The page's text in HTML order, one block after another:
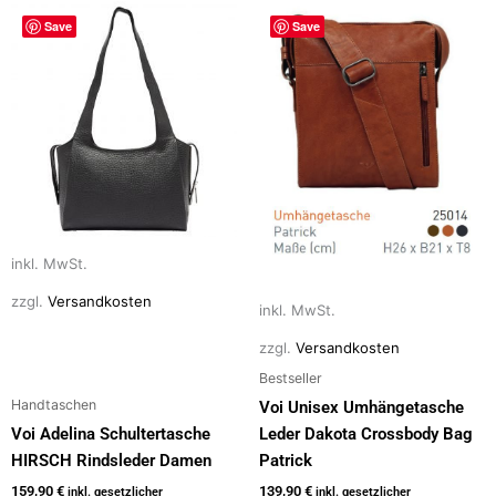
Save
inkl. MwSt.
zzgl. Versandkosten
Handtaschen
Voi Adelina Schultertasche
HIRSCH Rindsleder Damen
159,90 € inkl. gesetzlicher
Dieses
Produkt
Varianten
Optionen
können
Produktseite
Save
inkl. MwSt.
zzgl. Versandkosten
Bestseller
Voi Unisex Umhängetasche
Leder Dakota Crossbody Bag
Patrick
139,90 € inkl. gesetzlicher
Dieses
Produkt
weist
mehrere
Varianten
können
auf
Produktseite
werden